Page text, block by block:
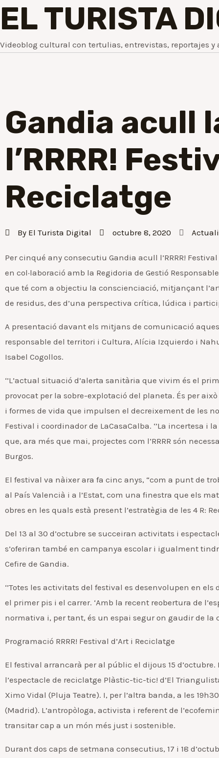
EL TURISTA
Videoblog cultural con tertulias, entrevistas, reportajes y
Gandia acull
l’RRRR!
Reciclatge
By El Turista Digital octubre 8, 2020
Per cinqué any consecutiu Gandia acull l’RRRR!
en col·laboració amb la Regidoria de Gestió
que té com a objectiu la conscienciació, mitjançant
de residus, des d’una perspectiva crítica, lúdica i
A presentació davant els mitjans de comunicació
responsable del territori i Cultura, Alícia Izquierdo i
Isabel Cogollos.
‘’L’actual situació d’alerta sanitària que vivim és el
provocat per la sobre-explotació del planeta. És per
i formes de vida que impulsen el decreixement de les
Festival i coordinador de LaCasaCalba. ‘’La incertesa
que, ara més que mai, projectes com l’RRRR són
Burgos.
El festival va nàixer ara fa cinc anys, “com a punt de
al País Valencià i a l’Estat, com una finestra que els
obres en les quals està present l’estratègia de les 4 R:
Del 13 al 30 d’octubre se succeiran activitats i
s’oferiran també en campanya escolar i igualment
Cefire de Gandia.
‘’Totes les activitats del festival es desenvolupen en
el primer pis i el carrer. ‘Amb la recent reobertura de
normativa i, per tant, és un espai segur on gaudir de la
Programació RRRR! Festival d’Art i Reciclatge
El festival arrancarà per al públic el dijous 15
l’espectacle de reciclatge Plàstic-tic-tic! d’El
Ximo Vidal (Pluja Teatre). I, per l’altra banda, a les
(Madrid). L’antropòloga, activista i referent de
transitar cap a un món més just i sostenible.
Durant dos caps de setmana consecutius, 17 i 18